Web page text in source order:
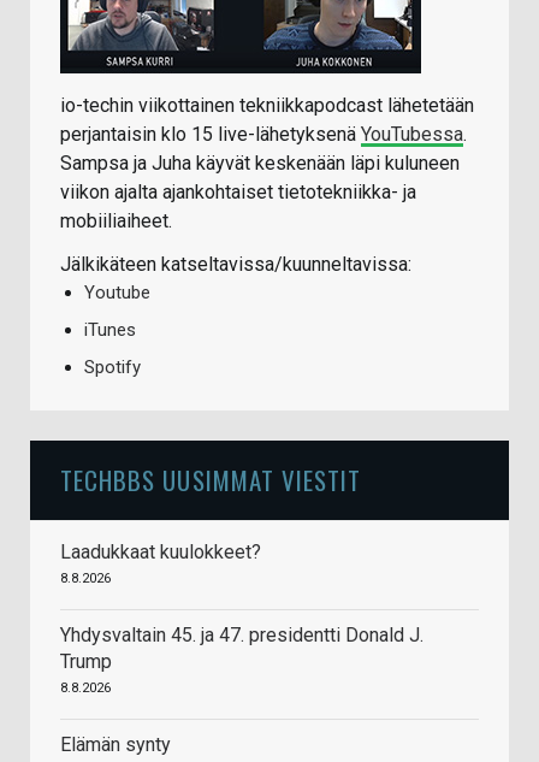
io-techin viikottainen tekniikkapodcast lähetetään
perjantaisin klo 15 live-lähetyksenä YouTubessa.
Sampsa ja Juha käyvät keskenään läpi kuluneen
viikon ajalta ajankohtaiset tietotekniikka- ja
mobiiliaiheet.
Jälkikäteen katseltavissa/kuunneltavissa:
Youtube
iTunes
Spotify
TECHBBS UUSIMMAT VIESTIT
Laadukkaat kuulokkeet?
8.8.2026
Yhdysvaltain 45. ja 47. presidentti Donald J.
Trump
8.8.2026
Elämän synty